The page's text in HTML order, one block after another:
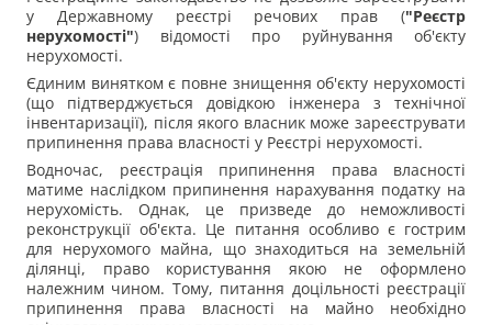
у Державному реєстрі речових прав ("Реєстр
нерухомості") відомості про руйнування об'єкту
нерухомості.
Єдиним винятком є повне знищення об'єкту нерухомості
(що підтверджується довідкою інженера з технічної
інвентаризації), після якого власник може зареєструвати
припинення права власності у Реєстрі нерухомості.
Водночас, реєстрація припинення права власності
матиме наслідком припинення нарахування податку на
нерухомість. Однак, це призведе до неможливості
реконструкції об'єкта. Це питання особливо є гострим
для нерухомого майна, що знаходиться на земельній
ділянці, право користування якою не оформлено
належним чином. Тому, питання доцільності реєстрації
припинення права власності на майно необхідно